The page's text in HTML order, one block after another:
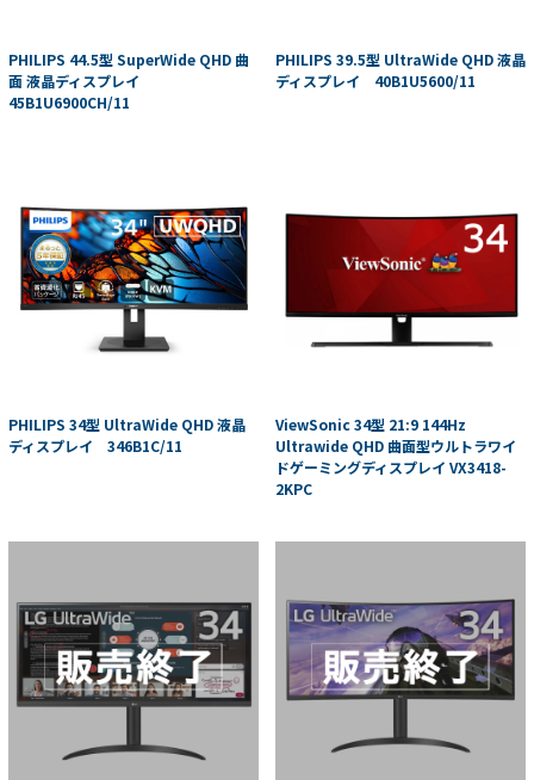
PHILIPS 44.5型 SuperWide QHD 曲
面 液晶ディスプレイ
45B1U6900CH/11
PHILIPS 39.5型 UltraWide QHD 液晶
ディスプレイ 40B1U5600/11
PHILIPS 34型 UltraWide QHD 液晶
ディスプレイ 346B1C/11
ViewSonic 34型 21:9 144Hz
Ultrawide QHD 曲面型ウルトラワイ
ドゲーミングディスプレイ VX3418-
2KPC